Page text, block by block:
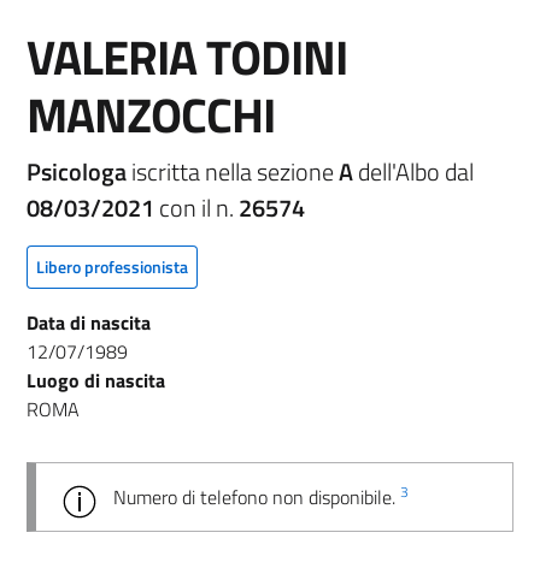
VALERIA TODINI
MANZOCCHI
Psicologaiscritta nella sezioneAdell'Albo dal
08/03/2021 con il n.26574
Libero professionista
Data di nascita
12/07/1989
Luogo di nascita
ROMA
Numero di telefono non disponibile. 3